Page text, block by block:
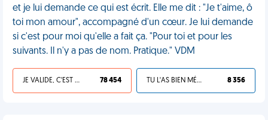
et je lui demande ce qui est écrit. Elle me dit : "Je t'aime, ô
toi mon amour", accompagné d'un cœur. Je lui demande
si c'est pour moi qu'elle a fait ça. "Pour toi et pour les
suivants. Il n'y a pas de nom. Pratique." VDM
JE VALIDE, C'EST UNE VDM 78 454 TU L'AS BIEN MÉRITÉ 8 356